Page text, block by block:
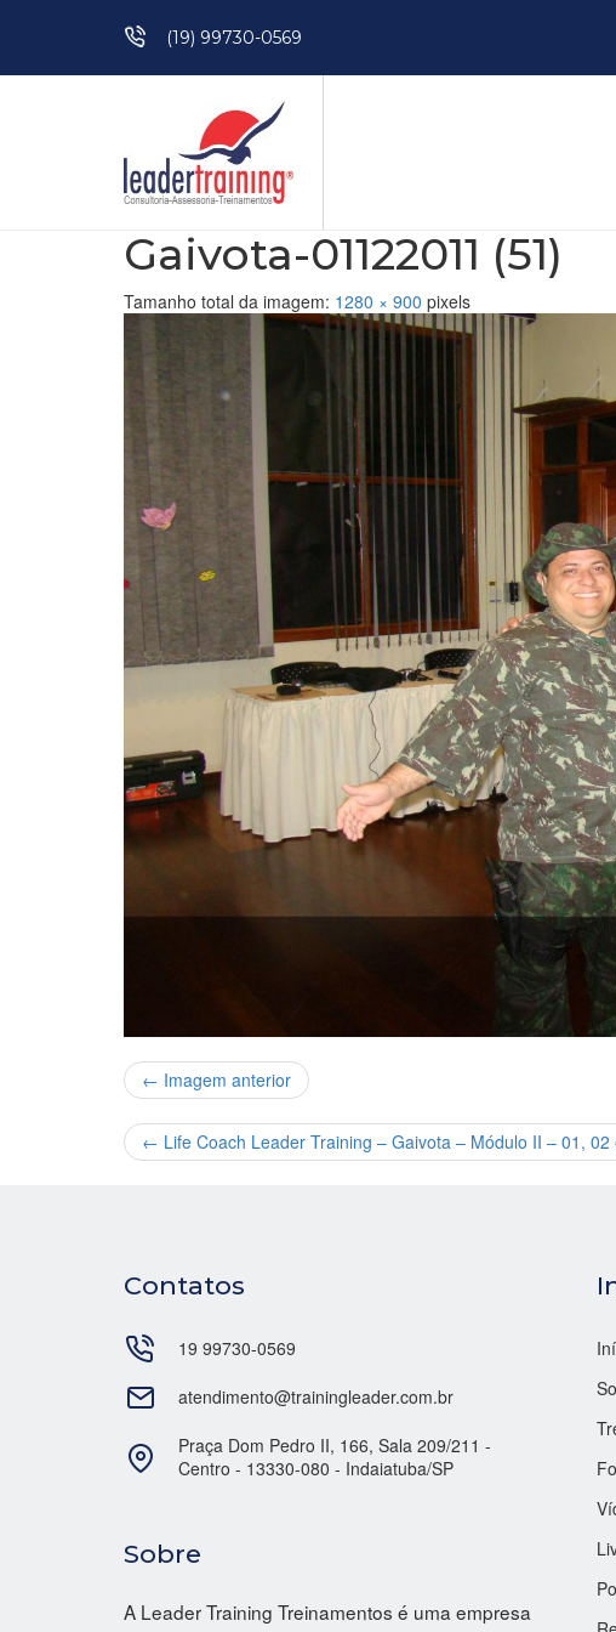
Pular para o conteúdo(19) 99730-0569
Gaivota-01122011 (51)
Tamanho total da imagem: 1280 × 900 pixels
← Imagem anterior
← Life Coach Leader Training – Gaivota – Módulo II – 01,
Contatos
19 99730-0569
atendimento@trainingleader.com.br
Praça Dom Pedro II, 166, Sala 209/211 -
Centro - 13330-080 - Indaiatuba/SP
Sobre
A Leader Training Treinamentos é uma empresa